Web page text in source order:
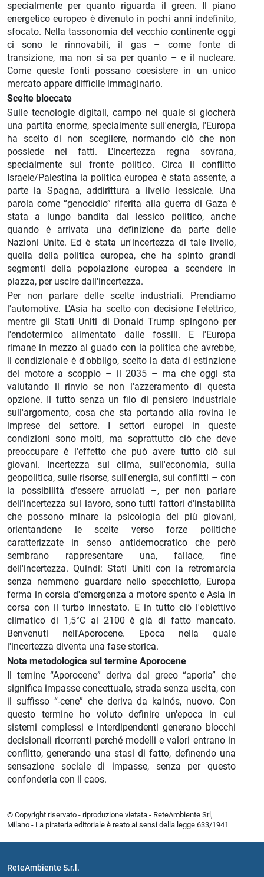
specialmente per quanto riguarda il green. Il piano
energetico europeo è divenuto in pochi anni indefinito,
sfocato. Nella tassonomia del vecchio continente oggi
ci sono le rinnovabili, il gas – come fonte di
transizione, ma non si sa per quanto – e il nucleare.
Come queste fonti possano coesistere in un unico
mercato appare difficile immaginarlo.
Scelte bloccate
Sulle tecnologie digitali, campo nel quale si giocherà
una partita enorme, specialmente sull'energia, l'Europa
ha scelto di non scegliere, normando ciò che non
possiede nei fatti. L'incertezza regna sovrana,
specialmente sul fronte politico. Circa il conflitto
Israele/Palestina la politica europea è stata assente, a
parte la Spagna, addirittura a livello lessicale. Una
parola come “genocidio” riferita alla guerra di Gaza è
stata a lungo bandita dal lessico politico, anche
quando è arrivata una definizione da parte delle
Nazioni Unite. Ed è stata un'incertezza di tale livello,
quella della politica europea, che ha spinto grandi
segmenti della popolazione europea a scendere in
piazza, per uscire dall'incertezza.
Per non parlare delle scelte industriali. Prendiamo
l'automotive. L'Asia ha scelto con decisione l'elettrico,
mentre gli Stati Uniti di Donald Trump spingono per
l'endotermico alimentato dalle fossili. E l'Europa
rimane in mezzo al guado con la politica che avrebbe,
il condizionale è d'obbligo, scelto la data di estinzione
del motore a scoppio – il 2035 – ma che oggi sta
valutando il rinvio se non l'azzeramento di questa
opzione. Il tutto senza un filo di pensiero industriale
sull'argomento, cosa che sta portando alla rovina le
imprese del settore. I settori europei in queste
condizioni sono molti, ma soprattutto ciò che deve
preoccupare è l'effetto che può avere tutto ciò sui
giovani. Incertezza sul clima, sull'economia, sulla
geopolitica, sulle risorse, sull'energia, sui conflitti – con
la possibilità d'essere arruolati –, per non parlare
dell'incertezza sul lavoro, sono tutti fattori d'instabilità
che possono minare la psicologia dei più giovani,
orientandone le scelte verso forze politiche
caratterizzate in senso antidemocratico che però
sembrano rappresentare una, fallace, fine
dell'incertezza. Quindi: Stati Uniti con la retromarcia
senza nemmeno guardare nello specchietto, Europa
ferma in corsia d'emergenza a motore spento e Asia in
corsa con il turbo innestato. E in tutto ciò l'obiettivo
climatico di 1,5°C al 2100 è già di fatto mancato.
Benvenuti nell'Aporocene. Epoca nella quale
l'incertezza diventa una fase storica.
Nota metodologica sul termine Aporocene
Il temine “Aporocene” deriva dal greco “aporia” che
significa impasse concettuale, strada senza uscita, con
il suffisso “-cene” che deriva da kainós, nuovo. Con
questo termine ho voluto definire un'epoca in cui
sistemi complessi e interdipendenti generano blocchi
decisionali ricorrenti perché modelli e valori entrano in
conflitto, generando una stasi di fatto, definendo una
sensazione sociale di impasse, senza per questo
confonderla con il caos.
© Copyright riservato - riproduzione vietata - ReteAmbiente Srl,
Milano - La pirateria editoriale è reato ai sensi della legge 633/1941
ReteAmbiente S.r.l.